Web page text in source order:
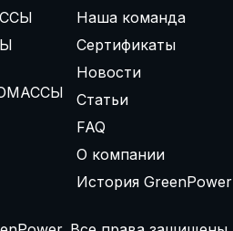
Наша команда
Сертификаты
Новости
Статьи
FAQ
О компании
История GreenPower